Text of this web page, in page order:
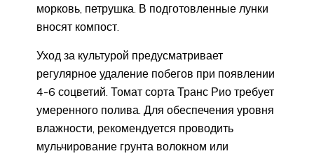
морковь, петрушка. В подготовленные лунки
вносят компост.
Уход за культурой предусматривает
регулярное удаление побегов при появлении
4-6 соцветий. Томат сорта Транс Рио требует
умеренного полива. Для обеспечения уровня
влажности, рекомендуется проводить
мульчирование грунта волокном или